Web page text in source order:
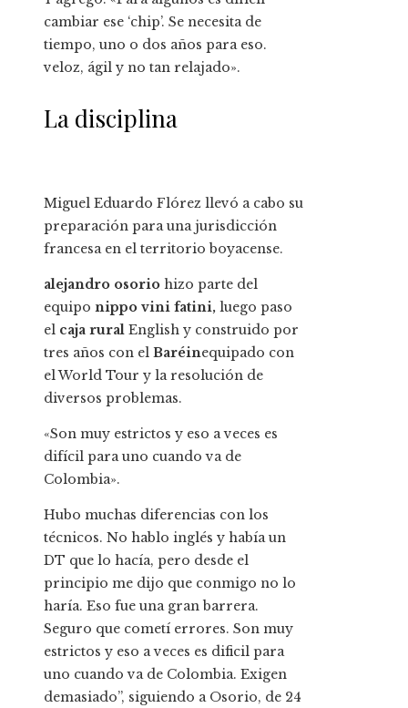
cambiar ese ‘chip’. Se necesita de
tiempo, uno o dos años para eso.
veloz, ágil y no tan relajado».
La disciplina
Miguel Eduardo Flórez llevó a cabo su
preparación para una jurisdicción
francesa en el territorio boyacense.
alejandro osorio hizo parte del
equipo nippo vini fatini, luego paso
el caja rural English y construido por
tres años con el Baréinequipado con
el World Tour y la resolución de
diversos problemas.
«Son muy estrictos y eso a veces es
difícil para uno cuando va de
Colombia».
Hubo muchas diferencias con los
técnicos. No hablo inglés y había un
DT que lo hacía, pero desde el
principio me dijo que conmigo no lo
haría. Eso fue una gran barrera.
Seguro que cometí errores. Son muy
estrictos y eso a veces es dificil para
uno cuando va de Colombia. Exigen
demasiado”, siguiendo a Osorio, de 24